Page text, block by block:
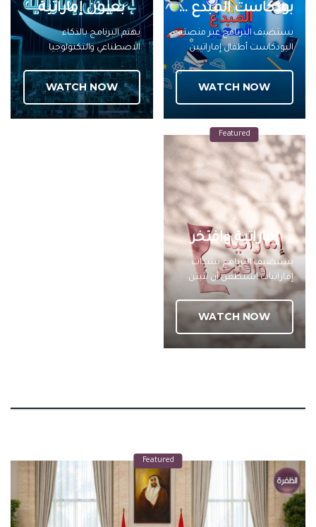
بودكاست المبدع الصغير
يستضيف البرنامج عبر منصته
البودكاست أطفال إماراتيين
مبدعين في مجالات عدة ويسرد
وصولا الى الإبداع والتميز في
مجالات متنوعة
WATCH NOW
بعيون إماراتية
يهتم البرنامج بالذكاء
الاصطناعي والتكنولوجيا
المتقدمة في الجهات الحكومية
وغيرها في دولة الامارات
وماتقدمه من خدمات لتسهيل
حياة الناس ويسلط الضوء
WATCH NOW
Featured
إماراتية وافتخر
يستضيف البرنامج سيدات
إماراتيات استطعن أن يثبتن
نجاحهن وتصدرهن في مجالات
عديدة بفضل رؤية ودعم القيادة
الحكيمة في تمكين المرأة
وينقل البرنامج تجربة حياتية
WATCH NOW
Featured